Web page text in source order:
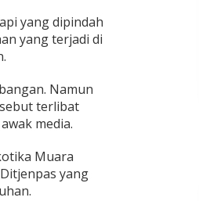
yang dipindah
yang terjadi di
Namun
terlibat
media.
Muara
yang